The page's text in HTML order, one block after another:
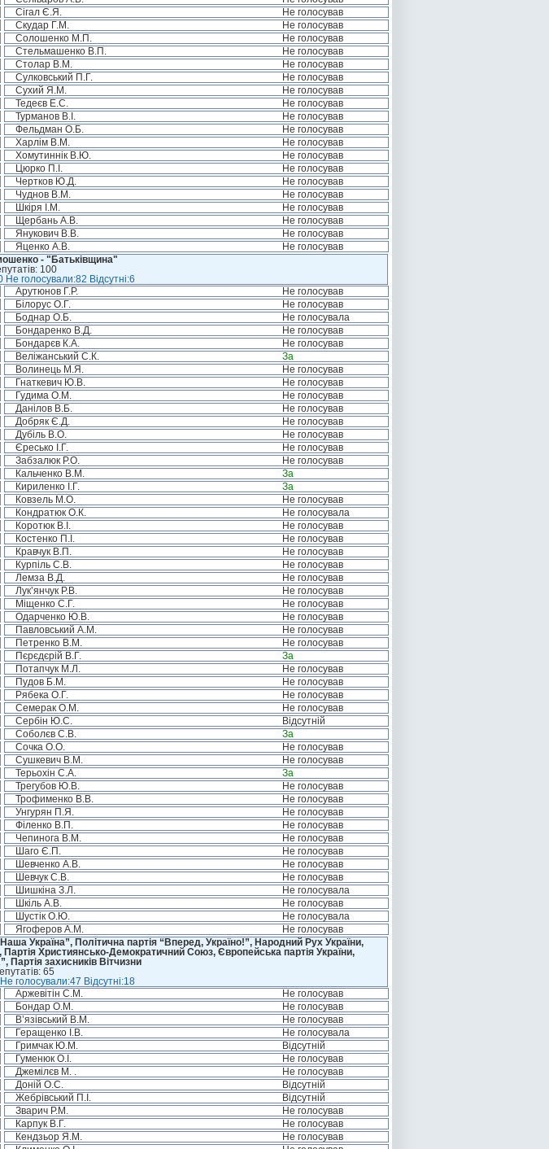
Сігал Є.Я.
Не голосував
Скудар Г.М.
Не голосував
Солошенко М.П.
Не голосував
Стельмашенко В.П.
Не голосував
Столар В.М.
Не голосував
Сулковський П.Г.
Не голосував
Сухий Я.М.
Не голосував
Тедеєв Е.С.
Не голосував
Турманов В.І.
Не голосував
Фельдман О.Б.
Не голосував
Харлім В.М.
Не голосував
Хомутиннік В.Ю.
Не голосував
Цюрко П.І.
Не голосував
Чертков Ю.Д.
Не голосував
Чуднов В.М.
Не голосував
Шкіря І.М.
Не голосував
Щербань А.В.
Не голосував
Янукович В.В.
Не голосував
Яценко А.В.
Не голосував
- "Батьківщина"
100
голосували:82 Відсутні:6
Арутюнов Г.Р.
Не голосував
Білорус О.Г.
Не голосував
Боднар О.Б.
Не голосувала
Бондаренко В.Д.
Не голосував
Бондарєв К.А.
Не голосував
Веліжанський С.К.
За
Волинець М.Я.
Не голосував
Гнаткевич Ю.В.
Не голосував
Гудима О.М.
Не голосував
Данілов В.Б.
Не голосував
Добряк Є.Д.
Не голосував
Дубіль В.О.
Не голосував
Єресько І.Г.
Не голосував
Забзалюк Р.О.
Не голосував
Кальченко В.М.
За
Кириленко І.Г.
За
Ковзель М.О.
Не голосував
Кондратюк О.К.
Не голосувала
Коротюк В.І.
Не голосував
Костенко П.І.
Не голосував
Кравчук В.П.
Не голосував
Курпіль С.В.
Не голосував
Лемза В.Д.
Не голосував
Лук’янчук Р.В.
Не голосував
Міщенко С.Г.
Не голосував
Одарченко Ю.В.
Не голосував
Павловський А.М.
Не голосував
Петренко В.М.
Не голосував
Пєрєдєрій В.Г.
За
Потапчук М.Л.
Не голосував
Пудов Б.М.
Не голосував
Рябека О.Г.
Не голосував
Семерак О.М.
Не голосував
Сербін Ю.С.
Відсутній
Соболєв С.В.
За
Сочка О.О.
Не голосував
Сушкевич В.М.
Не голосував
Терьохін С.А.
За
Трегубов Ю.В.
Не голосував
Трофименко В.В.
Не голосував
Унгурян П.Я.
Не голосував
Філенко В.П.
Не голосував
Чепинога В.М.
Не голосував
Шаго Є.П.
Не голосував
Шевченко А.В.
Не голосував
Шевчук С.В.
Не голосував
Шишкіна З.Л.
Не голосувала
Шкіль А.В.
Не голосував
Шустік О.Ю.
Не голосувала
Ягоферов А.М.
Не голосував
Україна”, Політична партія “Вперед, Україно!”, Народний Рух України,
Партія Християнсько-Демократичний Союз, Європейська партія України,
Партія захисників Вітчизни
65
голосували:47 Відсутні:18
Аржевітін С.М.
Не голосував
Бондар О.М.
Не голосував
В’язівський В.М.
Не голосував
Геращенко І.В.
Не голосувала
Гримчак Ю.М.
Відсутній
Гуменюк О.І.
Не голосував
Джемілєв М. .
Не голосував
Доній О.С.
Відсутній
Жебрівський П.І.
Відсутній
Зварич Р.М.
Не голосував
Карпук В.Г.
Не голосував
Кендзьор Я.М.
Не голосував